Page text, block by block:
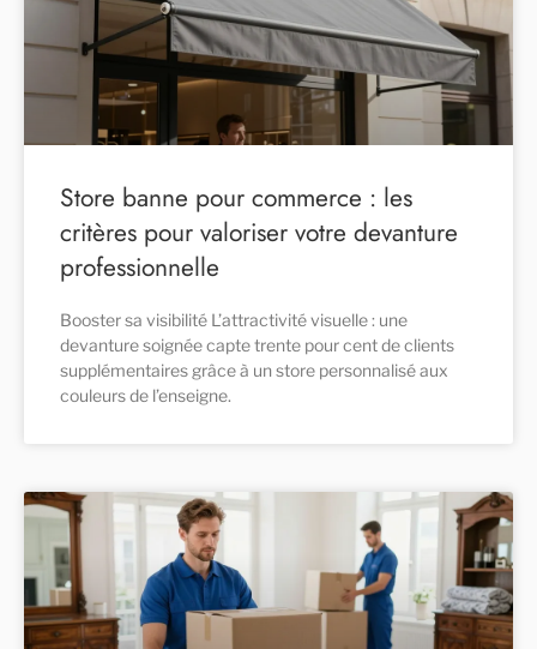
Store banne pour commerce : les
critères pour valoriser votre devanture
professionnelle
Booster sa visibilité L’attractivité visuelle : une
devanture soignée capte trente pour cent de clients
supplémentaires grâce à un store personnalisé aux
couleurs de l’enseigne.